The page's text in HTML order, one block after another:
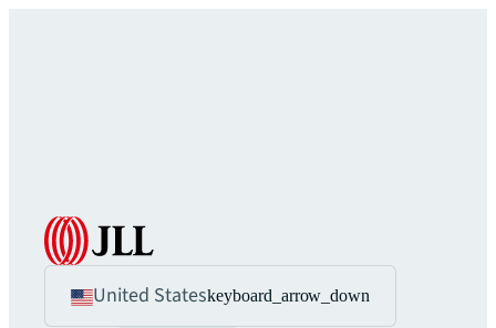
United Stateskeyboard_arrow_down